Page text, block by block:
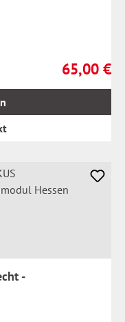
Regulärer
65,00 €
-